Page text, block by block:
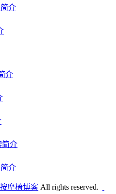
摩椅博客 All rights reserved.